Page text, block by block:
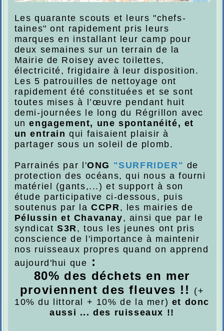
Les quarante scouts et leurs "chefs-
taines" ont rapidement pris leurs
marques en installant leur camp pour
deux semaines sur un terrain de la
Mairie de Roisey avec toilettes,
électricité, frigidaire à leur disposition.
Les 5 patrouilles de nettoyage ont
rapidement été constituées et se sont
toutes mises à l’œuvre pendant huit
demi-journées le long du Régrillon avec
unengagement, une spontanéité, et
un entrain qui faisaient plaisir à
partager sous un soleil de plomb.
Parrainés par l'ONG "SURFRIDER" de
protection des océans, qui nous a fourni
matériel (gants,...) et support à son
étude participative ci-dessous, puis
soutenus par laCCPR, les mairies de
Pélussin et Chavanay, ainsi que par le
syndicat S3R, tous les jeunes ont pris
conscience de l'importance à maintenir
nos ruisseaux propres quand on apprend
aujourd'hui que :
80% des déchets en mer
proviennent des fleuves !!
(+
10% du littoral + 10% de la mer) et donc
aussi ... des ruisseaux !!